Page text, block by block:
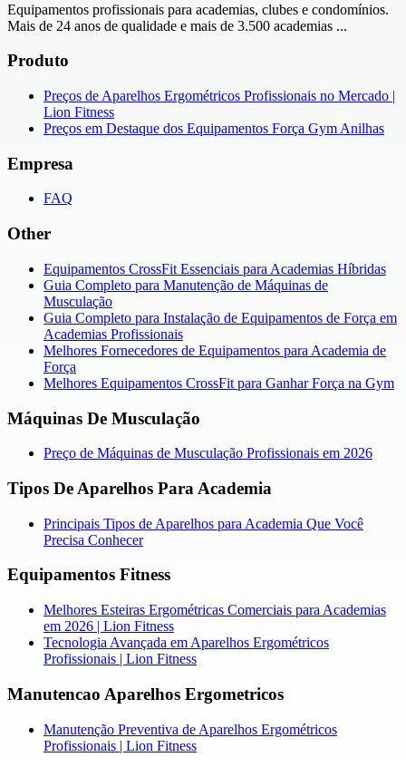
Equipamentos profissionais para academias, clubes e condomínios.
Mais de 24 anos de qualidade e mais de 3.500 academias ...
Produto
Preços de Aparelhos Ergométricos Profissionais no Mercado |
Lion Fitness
Preços em Destaque dos Equipamentos Força Gym Anilhas
Empresa
FAQ
Other
Equipamentos CrossFit Essenciais para Academias Híbridas
Guia Completo para Manutenção de Máquinas de
Musculação
Guia Completo para Instalação de Equipamentos de Força em
Academias Profissionais
Melhores Fornecedores de Equipamentos para Academia de
Força
Melhores Equipamentos CrossFit para Ganhar Força na Gym
Máquinas De Musculação
Preço de Máquinas de Musculação Profissionais em 2026
Tipos De Aparelhos Para Academia
Principais Tipos de Aparelhos para Academia Que Você
Precisa Conhecer
Equipamentos Fitness
Melhores Esteiras Ergométricas Comerciais para Academias
em 2026 | Lion Fitness
Tecnologia Avançada em Aparelhos Ergométricos
Profissionais | Lion Fitness
Manutencao Aparelhos Ergometricos
Manutenção Preventiva de Aparelhos Ergométricos
Profissionais | Lion Fitness